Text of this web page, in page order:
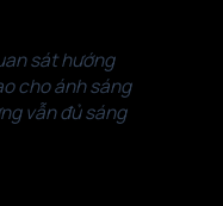
sát hướng
cho ánh sáng
vẫn đủ sáng